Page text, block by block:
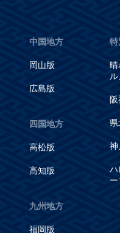
中国地方
岡山版
広島版
四国地方
高松版
高知版
九州地方
福岡版
特
晴
神
ハ